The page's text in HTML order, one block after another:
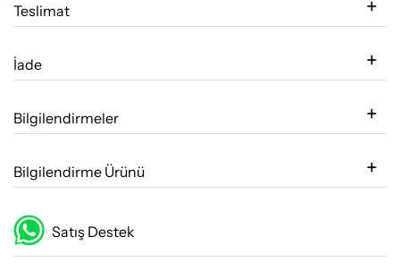
Teslimat
İade
Bilgilendirmeler
Bilgilendirme Ürünü
Satış Destek